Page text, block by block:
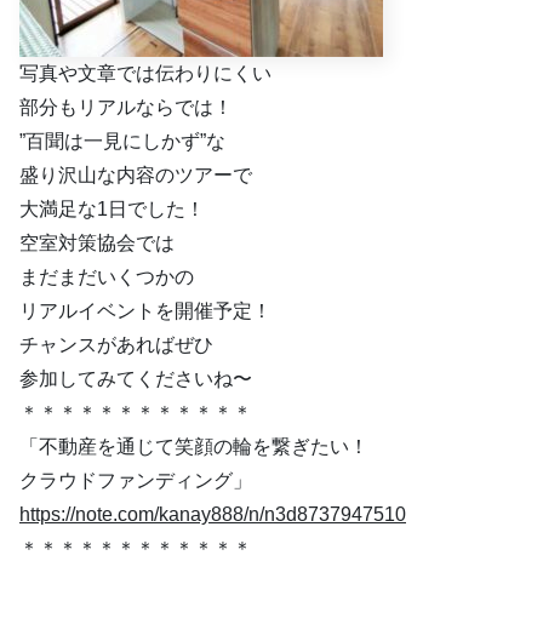
写真や文章では伝わりにくい
部分もリアルならでは！
”百聞は一見にしかず”な
盛り沢山な内容のツアーで
大満足な1日でした！
空室対策協会では
まだまだいくつかの
リアルイベントを開催予定！
チャンスがあればぜひ
参加してみてくださいね〜
＊＊＊＊＊＊＊＊＊＊＊＊
「不動産を通じて笑顔の輪を繋ぎたい！
クラウドファンディング」
https://note.com/kanay888/n/n3d8737947510
＊＊＊＊＊＊＊＊＊＊＊＊